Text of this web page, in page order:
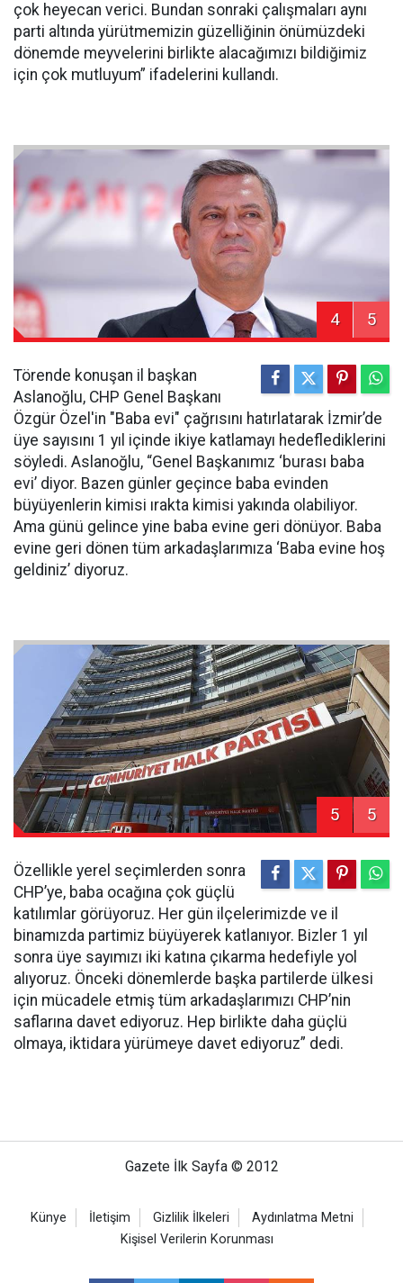
çok heyecan verici. Bundan sonraki çalışmaları aynı
parti altında yürütmemizin güzelliğinin önümüzdeki
dönemde meyvelerini birlikte alacağımızı bildiğimiz
için çok mutluyum” ifadelerini kullandı.
4 5
Törende konuşan il başkan
Aslanoğlu, CHP Genel Başkanı
Özgür Özel'in "Baba evi" çağrısını hatırlatarak İzmir’de
üye sayısını 1 yıl içinde ikiye katlamayı hedeflediklerini
söyledi. Aslanoğlu, “Genel Başkanımız ‘burası baba
evi’ diyor. Bazen günler geçince baba evinden
büyüyenlerin kimisi ırakta kimisi yakında olabiliyor.
Ama günü gelince yine baba evine geri dönüyor. Baba
evine geri dönen tüm arkadaşlarımıza ‘Baba evine hoş
geldiniz’ diyoruz.
5 5
Özellikle yerel seçimlerden sonra
CHP’ye, baba ocağına çok güçlü
katılımlar görüyoruz. Her gün ilçelerimizde ve il
binamızda partimiz büyüyerek katlanıyor. Bizler 1 yıl
sonra üye sayımızı iki katına çıkarma hedefiyle yol
alıyoruz. Önceki dönemlerde başka partilerde ülkesi
için mücadele etmiş tüm arkadaşlarımızı CHP’nin
saflarına davet ediyoruz. Hep birlikte daha güçlü
olmaya, iktidara yürümeye davet ediyoruz” dedi.
Gazete İlk Sayfa © 2012
Künye İletişim Gizlilik İlkeleri
Aydınlatma Metni
Kişisel Verilerin Korunması